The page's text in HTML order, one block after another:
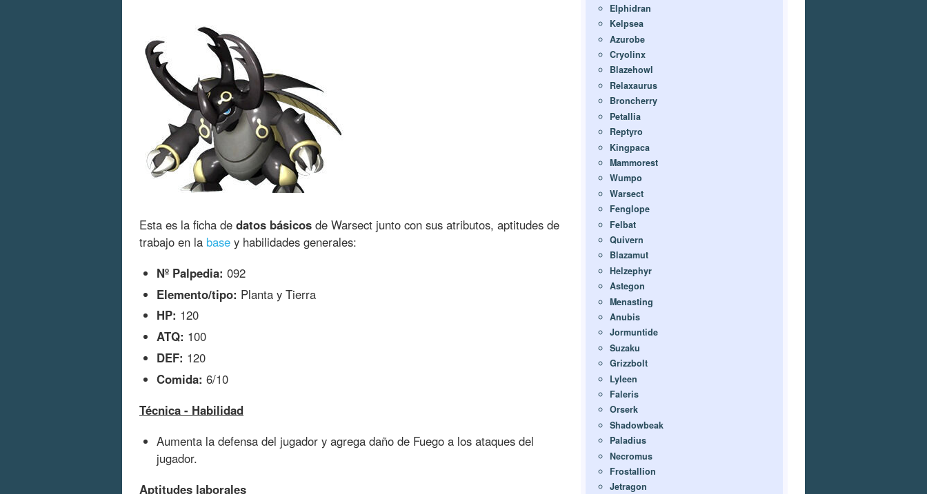
Esta es la ficha de datos básicos de Warsect junto con sus atributos, aptitudes de
trabajo en la base y habilidades generales:
Nº Palpedia: 092
Elemento/tipo: Planta y Tierra
HP: 120
ATQ: 100
DEF: 120
Comida: 6/10
Técnica - Habilidad
Aumenta la defensa del jugador y agrega daño de Fuego a los ataques del
jugador.
Aptitudes laborales
Elphidran
Kelpsea
Azurobe
Cryolinx
Blazehowl
Relaxaurus
Broncherry
Petallia
Reptyro
Kingpaca
Mammorest
Wumpo
Warsect
Fenglope
Felbat
Quivern
Blazamut
Helzephyr
Astegon
Menasting
Anubis
Jormuntide
Suzaku
Grizzbolt
Lyleen
Faleris
Orserk
Shadowbeak
Paladius
Necromus
Frostallion
Jetragon